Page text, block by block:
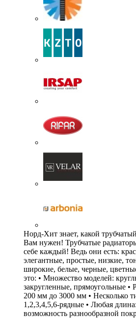
Норд-Хит знает, какой
Вам нужен! Трубчатые
себе каждый! Ведь они есть:
элегантные, простые, низкие,
широкие, белые, черные,
это: • Множество моделей:
закругленные, прямоугольные •
200 мм до 3000 мм • Несколько
1,2,3,4,5,6-рядные • Любая
возможность разнообразной